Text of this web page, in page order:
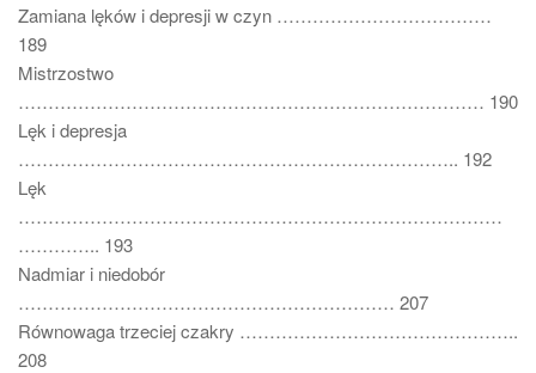
Zamiana lęków i depresji w czyn ………………………………
189
Mistrzostwo
…………………………………………………………………… 190
Lęk i depresja
……………………………………………………………….. 192
Lęk
………………………………………………………………………
………….. 193
Nadmiar i niedobór
……………………………………………………… 207
Równowaga trzeciej czakry ………………………………………..
208